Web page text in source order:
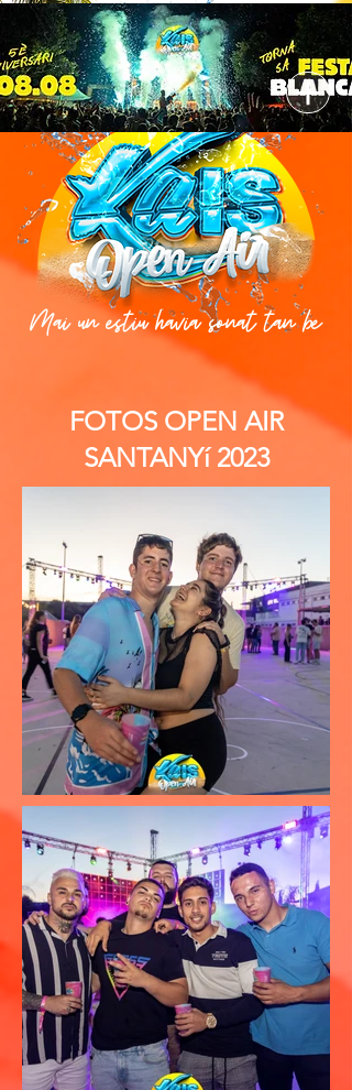
Mai un estiu havia sonat tan be
FOTOS OPEN AIR
SANTANYí 2023